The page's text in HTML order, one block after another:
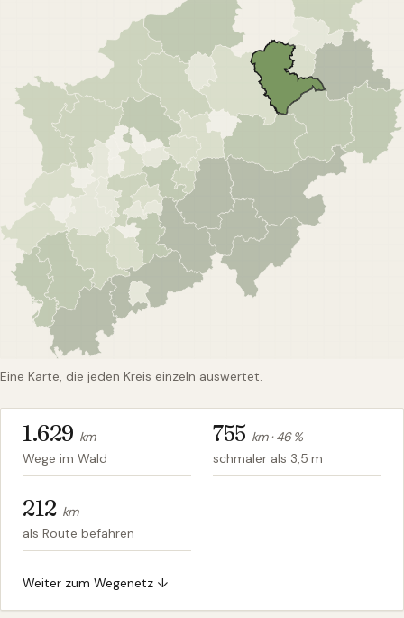
Eine Karte, die jeden Kreis einzeln auswertet.
1.629 km
Wege im Wald
755 km ·46%
schmaler als 3,5 m
212 km
als Route befahren
Weiter zum Wegenetz ↓